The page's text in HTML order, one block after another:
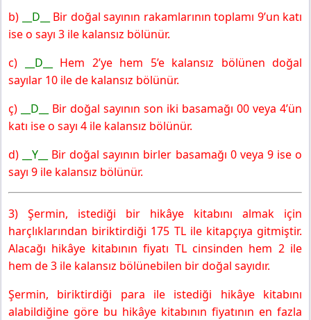
b)
__D__
Bir doğal sayının rakamlarının toplamı 9’un katı
ise o sayı 3 ile kalansız bölünür.
c)
__D__
Hem 2’ye hem 5’e kalansız bölünen doğal
sayılar 10 ile de kalansız bölünür.
ç)
__D__
Bir doğal sayının son iki basamağı 00 veya 4’ün
katı ise o sayı 4 ile kalansız bölünür.
d)
__Y__
Bir doğal sayının birler basamağı 0 veya 9 ise o
sayı 9 ile kalansız bölünür.
3) Şermin, istediği bir hikâye kitabını almak için
harçlıklarından biriktirdiği 175 TL ile kitapçıya gitmiştir.
Alacağı hikâye kitabının fiyatı TL cinsinden hem 2 ile
hem de 3 ile kalansız bölünebilen bir doğal sayıdır.
Şermin, biriktirdiği para ile istediği hikâye kitabını
alabildiğine göre bu hikâye kitabının fiyatının en fazla